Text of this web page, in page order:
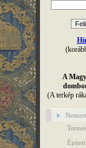
A
(A terkép